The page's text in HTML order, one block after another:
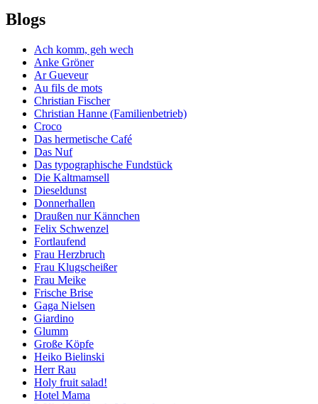
Blogs
Ach komm, geh wech
Anke Gröner
Ar Gueveur
Au fils de mots
Christian Fischer
Christian Hanne (Familienbetrieb)
Croco
Das hermetische Café
Das Nuf
Das typographische Fundstück
Die Kaltmamsell
Dieseldunst
Donnerhallen
Draußen nur Kännchen
Felix Schwenzel
Fortlaufend
Frau Herzbruch
Frau Klugscheißer
Frau Meike
Frische Brise
Gaga Nielsen
Giardino
Glumm
Große Köpfe
Heiko Bielinski
Herr Rau
Holy fruit salad!
Hotel Mama